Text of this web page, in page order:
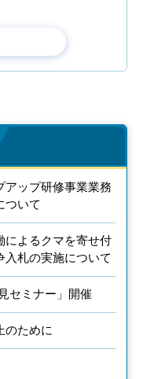
アップ研修事業業務
ついて
によるクマを寄せ付
入札の実施について
セミナー」開催
のために